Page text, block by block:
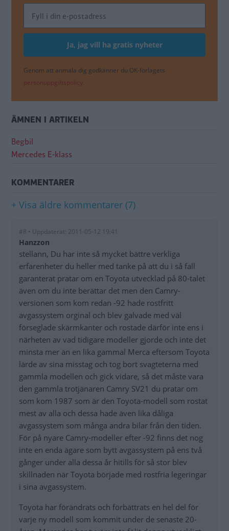
Genom att anmäla dig godkänner du OK-förlagets
personuppgiftspolicy.
ÄMNEN I ARTIKELN
Begbil
Mercedes E-klass
KOMMENTARER
+ Visa äldre kommentarer (7)
#8 • Uppdaterat: 2011-05-12 19:41
Hanzzon
stellann, Du har inte så mycket bättre verkliga
erfarenheter du heller med tanke på att du i så fall
garanterat pratar om en Toyota utvecklad på 80-talet
även om du inte berättar det men den Camry-
versionen som kom redan -92 hade rostfritt
avgassystem orginal och blev galvade med väl
förseglade skärmkanter och rostade därför inte ens i
närheten av vad tidigare modeller gjorde och inte det
minsta mer än en lika gammal Merca eftersom Toyota
lärde av sina misstag och tog bort svagteterna med
gammla modellen och gick vidare, så det måste vara
den gammla trotjänaren Camry SV21 du pratar om
som kom 1987 som är den Toyota-modell som rostat
mest av alla och dessa hade även lika dåliga
avgassystem som många andra bilar från den tiden.
För på nyare Camry-modeller efter -92 finns det nog
inte en enda ägare som bytt avgassystem på ens två
gånger under alla dessa år hitills för så stor blev
skillnaden när Toyota började med rostfria legeringar
i sina avgassystem.
Toyota har förändrats och förbättrats en hel del för
varje ny modell som kommit under de senaste 20-